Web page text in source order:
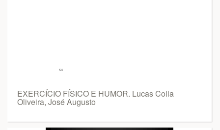
EXERCÍCIO FÍSICO E HUMOR. Lucas Colla
Oliveira, José Augusto